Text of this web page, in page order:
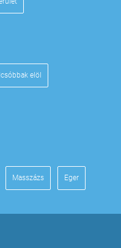
elöl
Masszázs Eger